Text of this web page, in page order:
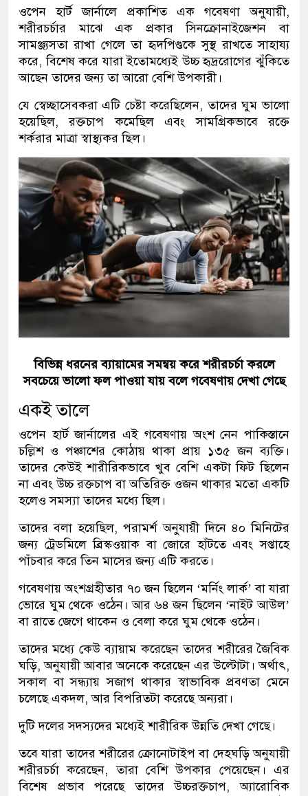
ওপেন হার্ট জার্নালে প্রকাশিত এক গবেষণা অনুযায়ী,
শরীরচর্চার মাঝে এক প্রকার সিনক্রোনাইজেশন বা
সামঞ্জ্যসতা রাখা গেলে তা হৃদপিণ্ডকে সুস্থ রাখতে সাহায্য
করে, বিশেষ করে যারা ইতোমধ্যেই উচ্চ হৃদ্ররোগের ঝুঁকিতে
আছেন তাদের জন্য তা আরো বেশি উপকারী।
যে স্বেচ্ছাসেবকরা এটি চেষ্টা করেছিলেন, তাদের ঘুম ভালো
হয়েছিল, রক্তচাপ কমেছিল এবং সামগ্রিকভাবে রক্তে
শর্করার মাত্রা স্বাস্থ্যকর ছিল।
বিভিন্ন ধরনের ব্যায়ামের সমন্বয় করে শরীরচর্চা করলে
সবচেয়ে ভালো ফল পাওয়া যায় বলে গবেষণায় দেখা গেছে
একই তালে
ওপেন হার্ট জার্নালের এই গবেষণায় অংশ নেন পাকিস্তানে
চল্লিশ ও পঞ্চাশের কোঠায় থাকা প্রায় ১৩৫ জন ব্যক্তি।
তাদের কেউই শারীরিকভাবে খুব বেশি একটা ফিট ছিলেন
না এবং উচ্চ রক্তচাপ বা অতিরিক্ত ওজন থাকার মতো একটি
হলেও সমস্যা তাদের মধ্যে ছিল।
তাদের বলা হয়েছিল, পরামর্শ অনুযায়ী দিনে ৪০ মিনিটের
জন্য ট্রেডমিলে ব্রিস্কওয়াক বা জোরে হাঁটতে এবং সপ্তাহে
পাঁচবার করে তিন মাসের জন্য এটি করতে।
গবেষণায় অংশগ্রহীতার ৭০ জন ছিলেন ‘মর্নিং লার্ক’ বা যারা
ভোরে ঘুম থেকে ওঠেন। আর ৬৪ জন ছিলেন ‘নাইট আউল’
বা রাতে জেগে থাকেন ও বেলা করে ঘুম থেকে ওঠেন।
তাদের মধ্যে কেউ ব্যায়াম করেছেন তাদের শরীরের জৈবিক
ঘড়ি, অনুযায়ী আবার অনেকে করেছেন এর উল্টোটা। অর্থাৎ,
সকাল বা সন্ধ্যায় সজাগ থাকার স্বাভাবিক প্রবণতা মেনে
চলেছে একদল, আর বিপরিতটা করেছে অন্যরা।
দুটি দলের সদস্যদের মধ্যেই শারীরিক উন্নতি দেখা গেছে।
তবে যারা তাদের শরীরের ক্রোনোটাইপ বা দেহঘড়ি অনুযায়ী
শরীরচর্চা করেছেন, তারা বেশি উপকার পেয়েছেন। এর
বিশেষ প্রভাব পরেছে তাদের উচ্চরক্তচাপ, অ্যারোবিক